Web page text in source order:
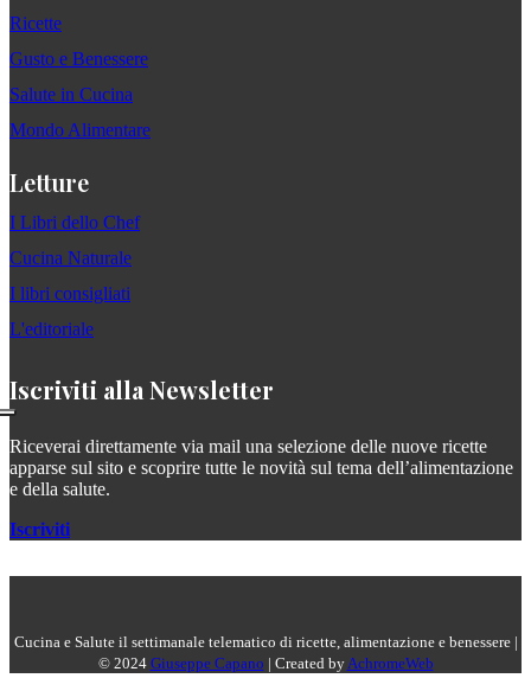
Ricette
Gusto e Benessere
Salute in Cucina
Mondo Alimentare
Letture
I Libri dello Chef
Cucina Naturale
I libri consigliati
L'editoriale
Iscriviti alla Newsletter
Riceverai direttamente via mail una selezione delle nuove ricette
apparse sul sito e scoprire tutte le novità sul tema dell’alimentazione
e della salute.
Iscriviti
Cucina e Salute il settimanale telematico di ricette, alimentazione e benessere |
© 2024 Giuseppe Capano | Created byAchromeWeb